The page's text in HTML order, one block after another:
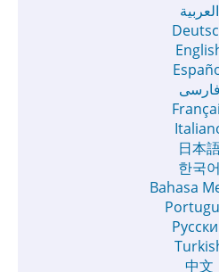
العربية
فارسی
日本
한국어
Bahasa
中文